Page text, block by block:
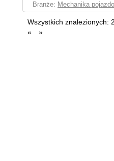
Branże: Mechanika
Wszystkich znalezionych:
«
»